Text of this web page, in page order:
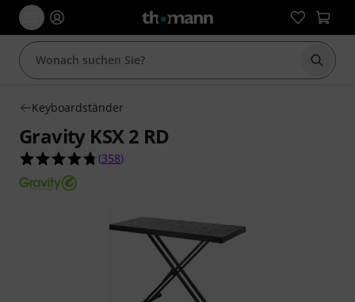
Suche
Keyboardständer
Gravity KSX 2 RD
4.8 von 5 Sternen aus 358 Kundenbewertungen
(358)